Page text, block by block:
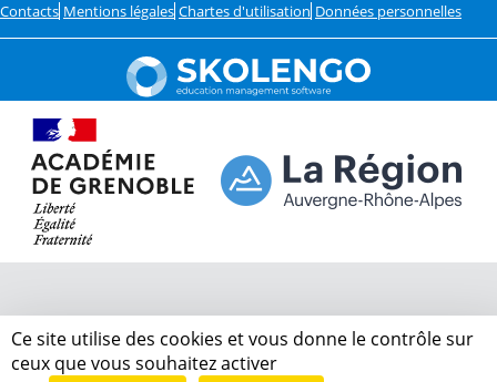
Contacts Mentions légales Chartes d'utilisation Données personnelles
Ce site utilise des cookies et vous donne le contrôle sur
ceux que vous souhaitez activer